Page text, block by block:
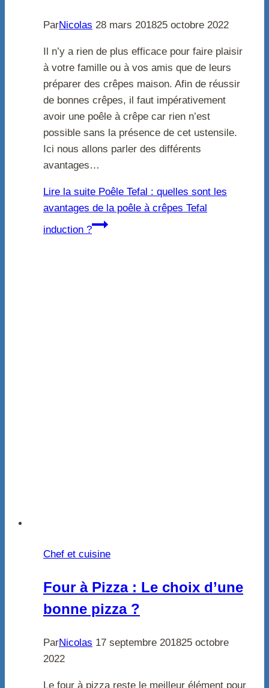
ParNicolas 28 mars 201825 octobre 2022
Il n’y a rien de plus efficace pour faire plaisir
à votre famille ou à vos amis que de leurs
préparer des crêpes maison. Afin de réussir
de bonnes crêpes, il faut impérativement
avoir une poêle à crêpe car rien n’est
possible sans la présence de cet ustensile.
Ici nous allons parler des différents
avantages…
Lire la suite Poêle Tefal : quelles sont les
avantages de la poêle à crêpes Tefal
induction ?
Chef et cuisine
Four à Pizza : Le choix d’une
bonne pizza ?
ParNicolas 17 septembre 201825 octobre
2022
Le four à pizza reste le meilleur élément pour